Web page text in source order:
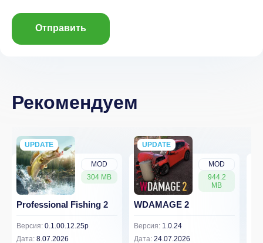
Отправить
Рекомендуем
MOD
304 MB
UPDATE
NEW
Professional Fishing 2
Версия: 0.1.00.12.25p
Дата: 8.07.2026
MOD
944.2
MB
UPDATE
NEW
WDAMAGE 2
Версия: 1.0.24
Дата: 24.07.2026